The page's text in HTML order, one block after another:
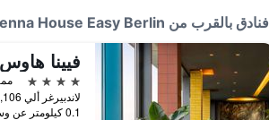
فنادق بالقرب من Vienna House Easy Berlin
4 نجوم
لاندبيرغر ألي 106, برلين, ألمانيا
0.1 كيلومتر عن وسط المدينة